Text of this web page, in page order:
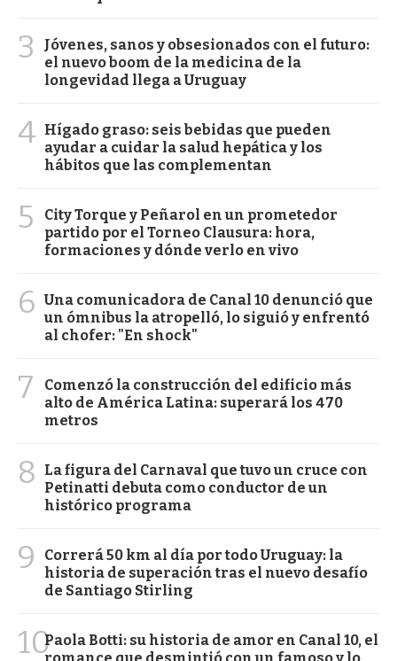
3
Jóvenes, sanos y obsesionados con el futuro:
el nuevo boom de la medicina de la
longevidad llega a Uruguay
4 Hígado graso: seis bebidas que pueden
ayudar a cuidar la salud hepática y los
hábitos que las complementan
5
City Torque y Peñarol en un prometedor
partido por el Torneo Clausura: hora,
formaciones y dónde verlo en vivo
6 Una comunicadora de Canal 10 denunció que
un ómnibus la atropelló, lo siguió y enfrentó
al chofer: "En shock"
7
Comenzó la construcción del edificio más
alto de América Latina: superará los 470
metros
8
La figura del Carnaval que tuvo un cruce con
Petinatti debuta como conductor de un
histórico programa
9
Correrá 50 km al día por todo Uruguay: la
historia de superación tras el nuevo desafío
de Santiago Stirling
10Paola Botti: su historia de amor en Canal 10, el